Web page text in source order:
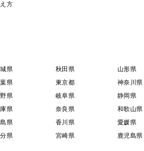
方
県 秋田県 山形県
県 東京都 神奈川県
県 岐阜県 静岡県
県 奈良県 和歌山県
県 香川県 愛媛県
県 宮崎県 鹿児島県